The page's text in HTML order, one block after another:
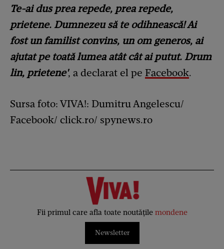
Te-ai dus prea repede, prea repede,
prietene. Dumnezeu să te odihnească! Ai
fost un familist convins, un om generos, ai
ajutat pe toată lumea atât cât ai putut. Drum
lin, prietene', a declarat el pe Facebook.
Sursa foto: VIVA!: Dumitru Angelescu/
Facebook/ click.ro/ spynews.ro
Fii primul care afla toate noutățile mondene
Newsletter